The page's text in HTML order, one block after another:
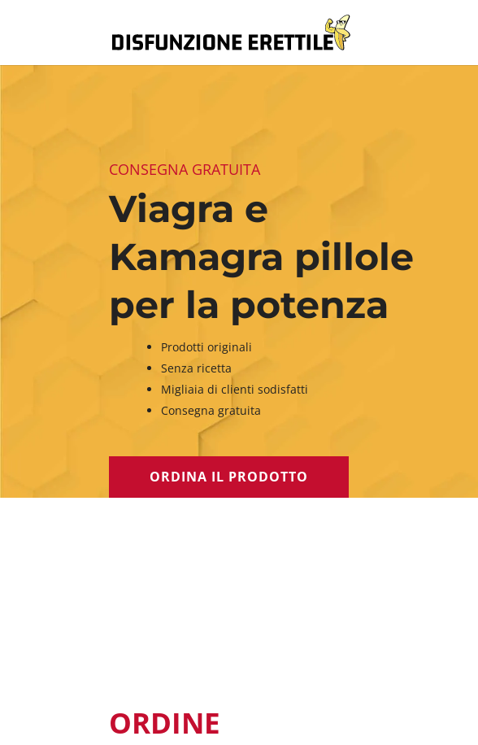
CONSEGNA GRATUITA
Viagra e
Kamagra pillole
per la potenza
Prodotti originali
Senza ricetta
Migliaia di clienti sodisfatti
Consegna gratuita
ORDINA IL PRODOTTO
ORDINE